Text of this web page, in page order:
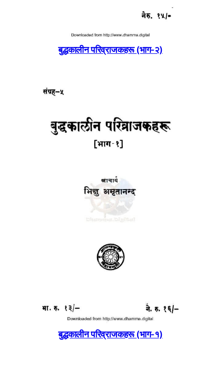
बुद्धकालीन परिव्राजकहरू (भाग-२)
बुद्धकालीन परिव्राजकहरू (भाग-१)